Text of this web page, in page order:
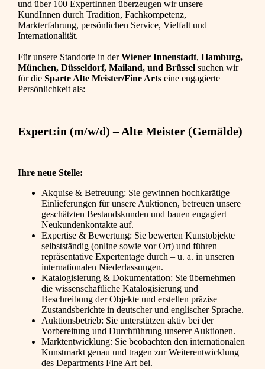
und über 100 ExpertInnen überzeugen wir unsere
KundInnen durch Tradition, Fachkompetenz,
Markterfahrung, persönlichen Service, Vielfalt und
Internationalität.
Für unsere Standorte in derWiener Innenstadt, Hamburg,
München, Düsseldorf, Mailand, und Brüssel suchen wir
für die Sparte Alte Meister/Fine Arts eine engagierte
Persönlichkeit als:
Expert:in (m/w/d) – Alte Meister (Gemälde)
Ihre neue Stelle:
Akquise & Betreuung: Sie gewinnen hochkarätige
Einlieferungen für unsere Auktionen, betreuen unsere
geschätzten Bestandskunden und bauen engagiert
Neukundenkontakte auf.
Expertise & Bewertung: Sie bewerten Kunstobjekte
selbstständig (online sowie vor Ort) und führen
repräsentative Expertentage durch – u. a. in unseren
internationalen Niederlassungen.
Katalogisierung & Dokumentation: Sie übernehmen
die wissenschaftliche Katalogisierung und
Beschreibung der Objekte und erstellen präzise
Zustandsberichte in deutscher und englischer Sprache.
Auktionsbetrieb: Sie unterstützen aktiv bei der
Vorbereitung und Durchführung unserer Auktionen.
Marktentwicklung: Sie beobachten den internationalen
Kunstmarkt genau und tragen zur Weiterentwicklung
des Departments Fine Art bei.